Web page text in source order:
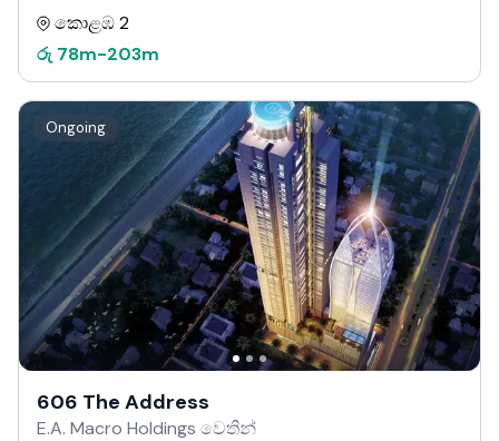
කොළඹ 2
රු 78m-203m
Ongoing
606 The Address
E.A. Macro Holdings වෙතින්